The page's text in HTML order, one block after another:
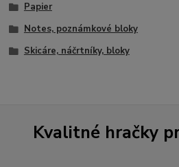
Papier
Notes, poznámkové bloky
Skicáre, náčrtníky, bloky
Kvalitné hračky